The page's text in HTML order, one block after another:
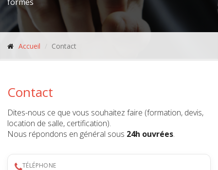
Accueil Contact
Contact
Dites-nous ce que vous souhaitez faire (formation, devis,
location de salle, certification).
Nous répondons en général sous 24h ouvrées.
TÉLÉPHONE